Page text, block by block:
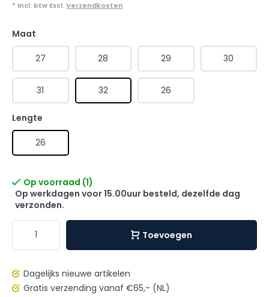
* Incl. btw Excl. Verzendkosten
Maat
27 28 29 30
31 32 26
Lengte
26
Op voorraad (1)
Op werkdagen voor 15.00uur besteld, dezelfde dag
verzonden.
Toevoegen
Dagelijks nieuwe artikelen
Gratis verzending vanaf €65,- (NL)